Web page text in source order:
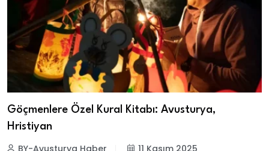
Göçmenlere Özel Kural Kitabı: Avusturya,
Hristiyan
BY-Avusturya Haber 11 Kasım 2025